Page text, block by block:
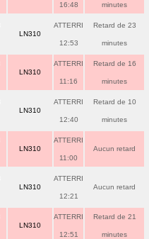
16:48 minutes
LN310
ATTERRI
12:53
Retard de 23
minutes
LN310
ATTERRI
11:16
Retard de 16
minutes
LN310
ATTERRI
12:40
Retard de 10
minutes
LN310
ATTERRI
11:00
Aucun retard
LN310
ATTERRI
12:21
Aucun retard
LN310
ATTERRI
12:51
Retard de 21
minutes